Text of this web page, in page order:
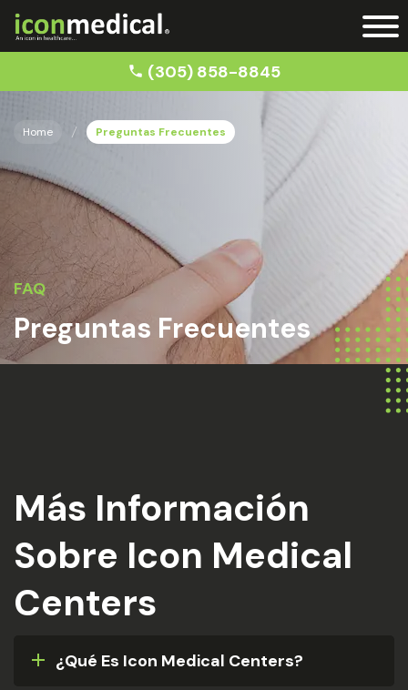
(305) 858-8845
Home Preguntas Frecuentes
FAQ
Preguntas Frecuentes
Más Información
Sobre Icon Medical
Centers
¿Qué Es Icon Medical Centers?